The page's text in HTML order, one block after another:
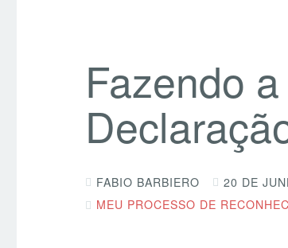
Fazendo
FABIO BARBIERO 20 DE
MEU PROCESSO DE